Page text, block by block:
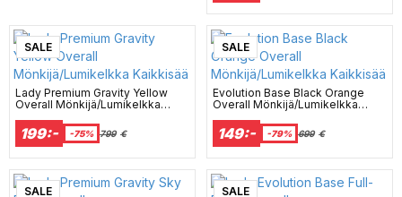
SALE
Lady Premium Gravity Yellow
Overall Mönkijä/Lumikelkka
199:- -75% 799 €
SALE
Evolution Base Black Orange
Overall Mönkijä/Lumikelkka
149:- -79% 699 €
SALE SALE